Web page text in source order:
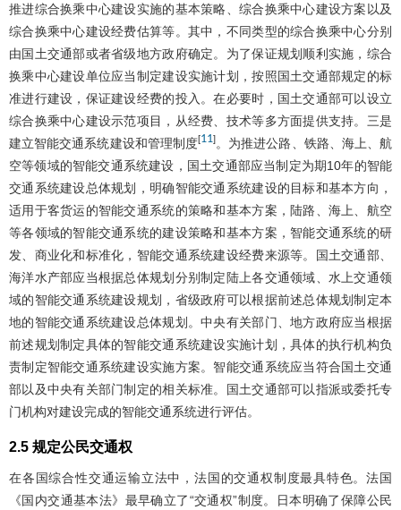
推进综合换乘中心建设实施的基本策略、综合换乘中心建设方案以及
综合换乘中心建设经费估算等。其中，不同类型的综合换乘中心分别
由国土交通部或者省级地方政府确定。为了保证规划顺利实施，综合
换乘中心建设单位应当制定建设实施计划，按照国土交通部规定的标
准进行建设，保证建设经费的投入。在必要时，国土交通部可以设立
综合换乘中心建设示范项目，从经费、技术等多方面提供支持。三是
建立智能交通系统建设和管理制度[11] 。为推进公路、铁路、海上、航
空等领域的智能交通系统建设，国土交通部应当制定为期10年的智能
交通系统建设总体规划，明确智能交通系统建设的目标和基本方向，
适用于客货运的智能交通系统的策略和基本方案，陆路、海上、航空
等各领域的智能交通系统的建设策略和基本方案，智能交通系统的研
发、商业化和标准化，智能交通系统建设经费来源等。国土交通部、
海洋水产部应当根据总体规划分别制定陆上各交通领域、水上交通领
域的智能交通系统建设规划，省级政府可以根据前述总体规划制定本
地的智能交通系统建设总体规划。中央有关部门、地方政府应当根据
前述规划制定具体的智能交通系统建设实施计划，具体的执行机构负
责制定智能交通系统建设实施方案。智能交通系统应当符合国土交通
部以及中央有关部门制定的相关标准。国土交通部可以指派或委托专
门机构对建设完成的智能交通系统进行评估。
2.5 规定公民交通权
在各国综合性交通运输立法中，法国的交通权制度最具特色。法国
《国内交通基本法》最早确立了“交通权”制度。日本明确了保障公民